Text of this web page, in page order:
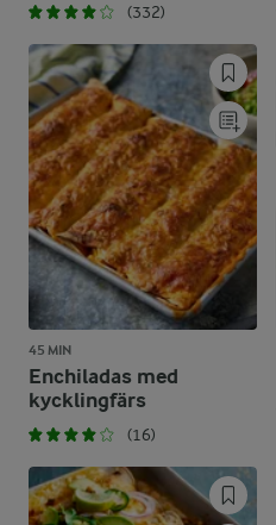
(332)
45 MIN
Enchiladas med
kycklingfärs
(16)